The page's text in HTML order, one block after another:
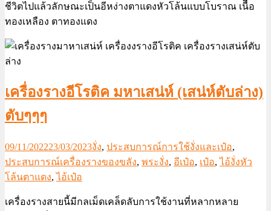
ชีวิตไปแล้วลักษณะเป็นอีหง่างตาแดงหัวโล้นแบบโบราณ เนืื้อ
ทองเหลือง ตาทองแดง
เครื่องรางอีโรติค มหาเสน่ห์ (เสน่ห์ตับล่าง)
ตับๆๆๆ
09/11/202223/03/2023งั่ง, ประสบการณ์การใช้งั่งและเป๋อ,
ประสบการณ์เครื่องรางของขลัง, พระงั่ง, อีเป๋อ, เป๋อ,ไอ้งั่งหัว
โล้นตาแดง,ไอ้เป๋อ
เครื่องรางสายนี้มีกลเม็ดเคล็ดลับการใช้งานที่หลากหลาย